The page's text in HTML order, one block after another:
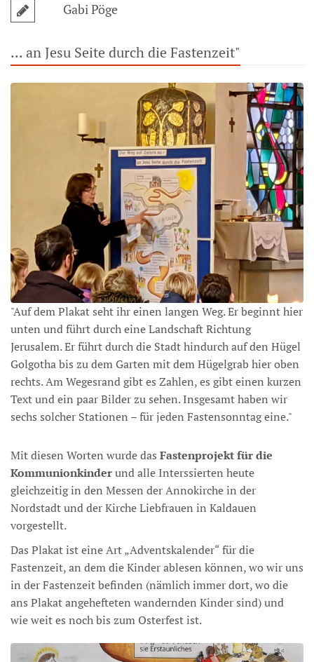
Gabi Pöge
... an Jesu Seite durch die Fastenzeit"
"Auf dem Plakat seht ihr einen langen Weg. Er beginnt hier
unten und führt durch eine Landschaft Richtung
Jerusalem. Er führt durch die Stadt hindurch auf den Hügel
Golgotha bis zu dem Garten mit dem Hügelgrab hier oben
rechts. Am Wegesrand gibt es Zahlen, es gibt einen kurzen
Text und ein paar Bilder zu sehen. Insgesamt haben wir
sechs solcher Stationen – für jeden Fastensonntag eine."
Mit diesen Worten wurde das Fastenprojekt für die
Kommunionkinderund alle Interssierten heute
gleichzeitig in den Messen der Annokirche in der
Nordstadt und der Kirche Liebfrauen in Kaldauen
vorgestellt.
Das Plakat ist eine Art „Adventskalender“ für die
Fastenzeit, an dem die Kinder ablesen können, wo wir uns
in der Fastenzeit befinden (nämlich immer dort, wo die
ans Plakat angehefteten wandernden Kinder sind) und
wie weit es noch bis zum Osterfest ist.